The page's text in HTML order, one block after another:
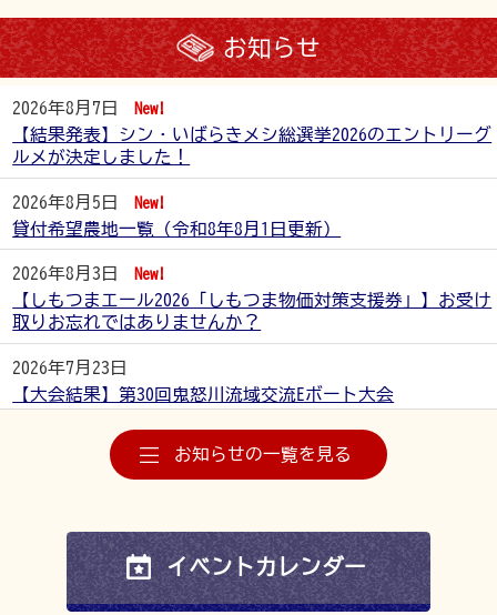
お知らせ
2026年8月7日 New!
【結果発表】シン・いばらきメシ総選挙2026のエントリーグ
ルメが決定しました！
2026年8月5日 New!
貸付希望農地一覧（令和8年8月1日更新）
2026年8月3日 New!
【しもつまエール2026「しもつま物価対策支援券」】お受け
取りお忘れではありませんか？
2026年7月23日
【大会結果】第30回鬼怒川流域交流Eボート大会
2026年7月7日
しもつまエール2026 しもつま物価対策支援券 取扱店一覧
しもつま中央工業団地緑地・調整池利活用事業に係るサウン
ディング型市場調査を実施します
2026年6月10日
お知らせの一覧を見る
イベントカレンダー